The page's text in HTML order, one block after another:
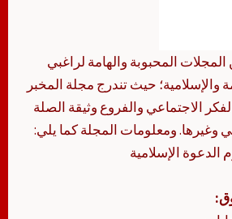
المحبوبة والهامة لراغبي
والإسلامية؛ حيث تندرج مجلة المخبر
الاجتماعي والفروع وثيقة الصلة
وغيرها. ومعلومات المجلة كما يلي:
الدعوة الإسلامية